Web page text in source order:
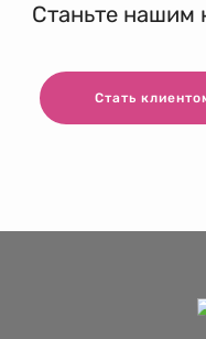
Станьте нашим
Стать